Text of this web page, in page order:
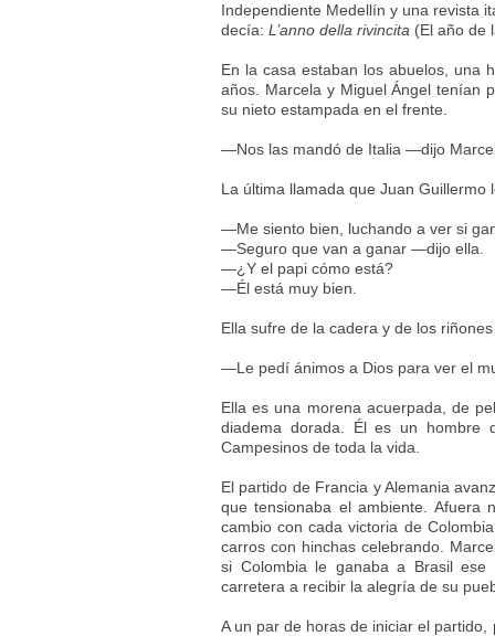
Independiente Medellín y una revista
decía: L’anno della rivincita (El año de
En la casa estaban los abuelos, una
años. Marcela y Miguel Ángel tenían
su nieto estampada en el frente.
—Nos las mandó de Italia —dijo
La última llamada que Juan
—Me siento bien, luchando a ver si
—Seguro que van a ganar —dijo ella.
—¿Y el papi cómo está?
—Él está muy bien.
Ella sufre de la cadera y de los
—Le pedí ánimos a Dios para ver el
Ella es una morena acuerpada, de
diadema dorada. Él es un hombre
Campesinos de toda la vida.
El partido de Francia y Alemania
que tensionaba el ambiente.
cambio con cada victoria de
carros con hinchas celebrando.
si Colombia le ganaba a Brasil
carretera a recibir la alegría de su
A un par de horas de iniciar el